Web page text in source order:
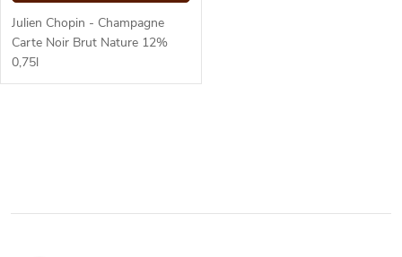
u
k
d
u
Julien Chopin - Champagne
Carte Noir Brut Nature 12%
0,75l
l